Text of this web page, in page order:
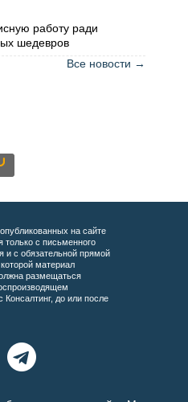
работу ради
шедевров
Все новости →
на сайте
только с письменного
и с обязательной прямой
материал
размещаться
до или после